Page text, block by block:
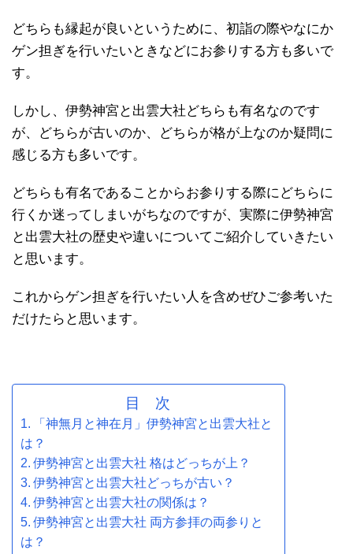
どちらも縁起が良いというために、初詣の際やなにか
ゲン担ぎを行いたいときなどにお参りする方も多いで
す。
しかし、伊勢神宮と出雲大社どちらも有名なのです
が、どちらが古いのか、どちらが格が上なのか疑問に
感じる方も多いです。
どちらも有名であることからお参りする際にどちらに
行くか迷ってしまいがちなのですが、実際に伊勢神宮
と出雲大社の歴史や違いについてご紹介していきたい
と思います。
これからゲン担ぎを行いたい人を含めぜひご参考いた
だけたらと思います。
目 次
「神無月と神在月」伊勢神宮と出雲大社と
は？
伊勢神宮と出雲大社 格はどっちが上？
伊勢神宮と出雲大社どっちが古い？
伊勢神宮と出雲大社の関係は？
伊勢神宮と出雲大社 両方参拝の両参りと
は？